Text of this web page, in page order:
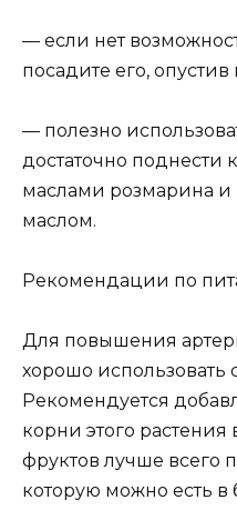
— если нет
посадите его,
— полезно
достаточно поднести
маслами розмарина
маслом.
Рекомендации по
Для повышения
хорошо использовать
Рекомендуется
корни этого
фруктов лучше всего
которую можно есть в